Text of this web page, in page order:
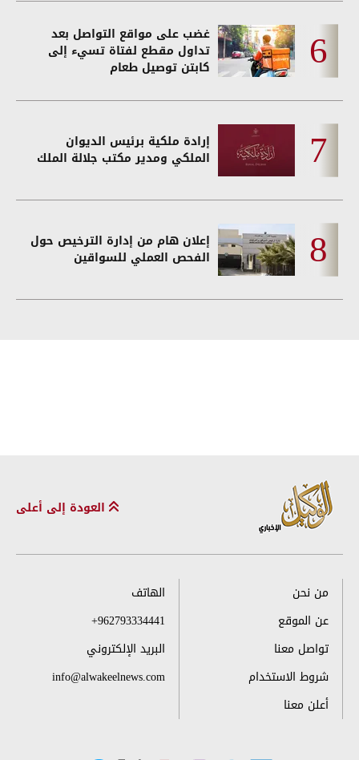
غضب على مواقع التواصل بعد
تداول مقطع لفتاة تسيء إلى
كابتن توصيل طعام
إرادة ملكية برئيس الديوان
الملكي ومدير مكتب جلالة الملك
إعلان هام من إدارة الترخيص حول
الفحص العملي للسواقين
العودة إلى أعلى
من نحن
عن الموقع
تواصل معنا
شروط الاستخدام
أعلن معنا
الهاتف
+962793334441
البريد الإلكتروني
info@alwakeelnews.com